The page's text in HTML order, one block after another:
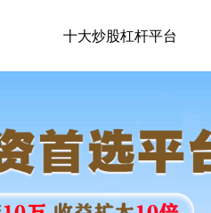
十大炒股杠杆平台